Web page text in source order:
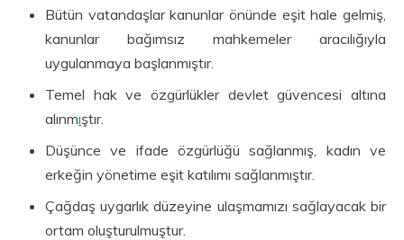
Bütün vatandaşlar kanunlar önünde eşit hale gelmiş,
kanunlar bağımsız mahkemeler aracılığıyla
uygulanmaya başlanmıştır.
Temel hak ve özgürlükler devlet güvencesi altına
alınmıştır.
Düşünce ve ifade özgürlüğü sağlanmış, kadın ve
erkeğin yönetime eşit katılımı sağlanmıştır.
Çağdaş uygarlık düzeyine ulaşmamızı sağlayacak bir
ortam oluşturulmuştur.